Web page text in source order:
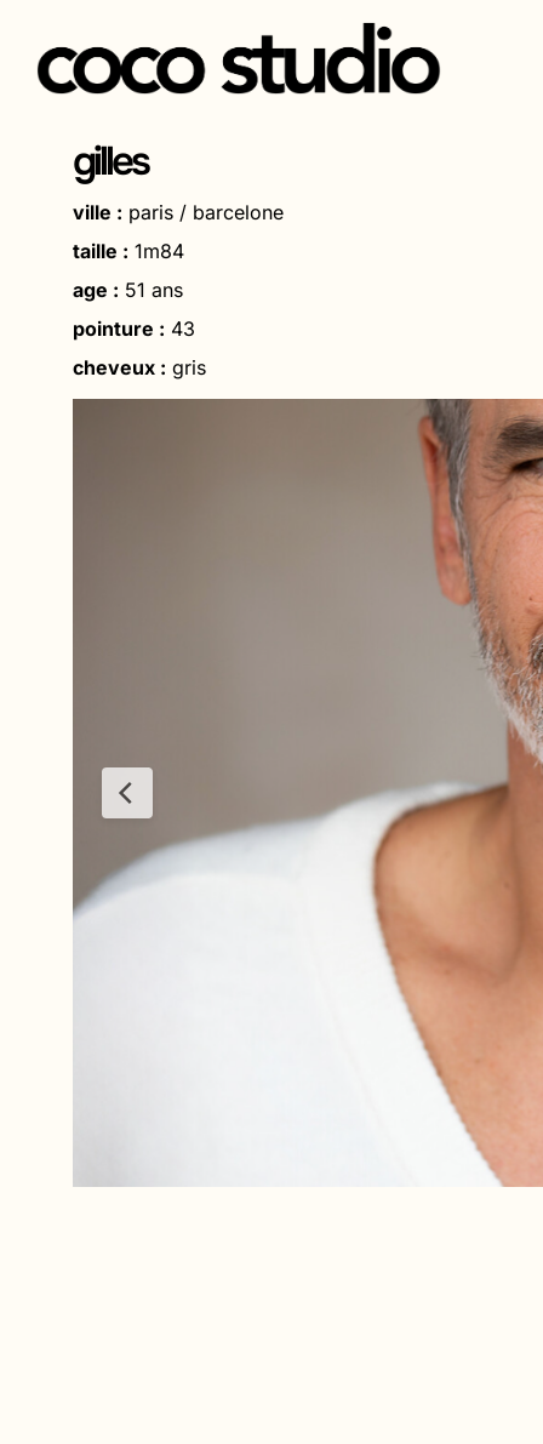
Aller
gilles
ville : paris / barcelone
taille : 1m84
age : 51 ans
pointure : 43
cheveux : gris